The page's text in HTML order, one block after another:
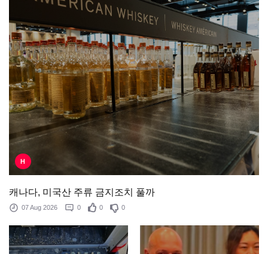
H
캐나다, 미국산 주류 금지조치 풀까
07 Aug 2026 0 0 0